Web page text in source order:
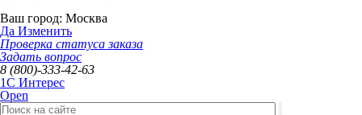
Ваш город: Москва
Да Изменить
Проверка статуса заказа
Задать вопрос
8 (800)-333-42-63
1C Интерес
Open